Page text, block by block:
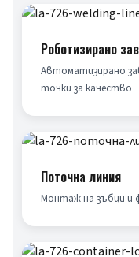
Роботизирано
Автоматизирано
точки за качество
Поточна линия
Монтаж на зъбци и